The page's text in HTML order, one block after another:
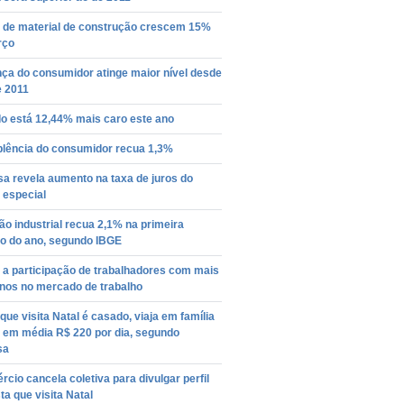
de material de construção crescem 15%
do consumidor atinge maior nível desde
2011
está 12,44% mais caro este ano
do consumidor recua 1,3%
revela aumento na taxa de juros do
industrial recua 2,1% na primeira
do ano, segundo IBGE
participação de trabalhadores com mais
no mercado de trabalho
visita Natal é casado, viaja em família
média R$ 220 por dia, segundo
cancela coletiva para divulgar perfil
que visita Natal